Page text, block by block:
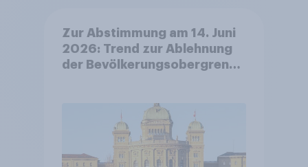
Zur Abstimmung am 14. Juni
2026: Trend zur Ablehnung
der Bevölkerungsobergrenze
Zivildienstgesetz sinken